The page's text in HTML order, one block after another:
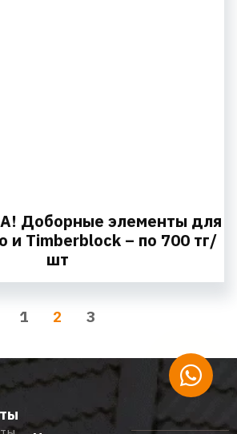
Доборные элементы для
и Timberblock – по 700 тг/
шт
1 2 3